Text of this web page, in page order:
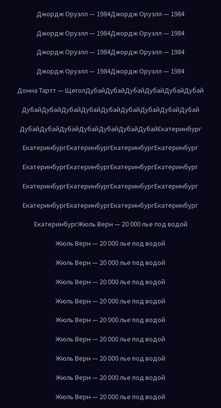
Джордж Оруэлл — 1984Джордж Оруэлл — 1984
Джордж Оруэлл — 1984Джордж Оруэлл — 1984
Джордж Оруэлл — 1984Джордж Оруэлл — 1984
Джордж Оруэлл — 1984Джордж Оруэлл — 1984
Донна Тартт — ЩеголДубайДубайДубайДубайДубайДубай
ДубайДубайДубайДубайДубайДубайДубайДубайДубай
ДубайДубайДубайДубайДубайДубайДубайЕкатеринбург
ЕкатеринбургЕкатеринбургЕкатеринбургЕкатеринбург
ЕкатеринбургЕкатеринбургЕкатеринбургЕкатеринбург
ЕкатеринбургЕкатеринбургЕкатеринбургЕкатеринбург
ЕкатеринбургЕкатеринбургЕкатеринбургЕкатеринбург
ЕкатеринбургЖюль Верн — 20 000 лье под водой
Жюль Верн — 20 000 лье под водой
Жюль Верн — 20 000 лье под водой
Жюль Верн — 20 000 лье под водой
Жюль Верн — 20 000 лье под водой
Жюль Верн — 20 000 лье под водой
Жюль Верн — 20 000 лье под водой
Жюль Верн — 20 000 лье под водой
Жюль Верн — 20 000 лье под водой
Жюль Верн — 20 000 лье под водой